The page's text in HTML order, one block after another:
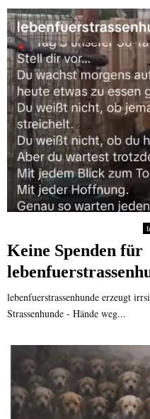
Keine Spenden für
lebenfuerstrassenhunde erzeugt
Strassenhunde - Hände weg...